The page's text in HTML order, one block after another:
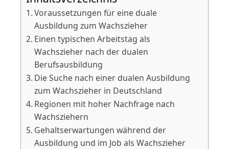
Voraussetzungen für eine duale
Ausbildung zum Wachszieher
Einen typischen Arbeitstag als
Wachszieher nach der dualen
Berufsausbildung
Die Suche nach einer dualen Ausbildung
zum Wachszieher in Deutschland
Regionen mit hoher Nachfrage nach
Wachsziehern
Gehaltserwartungen während der
Ausbildung und im Job als Wachszieher